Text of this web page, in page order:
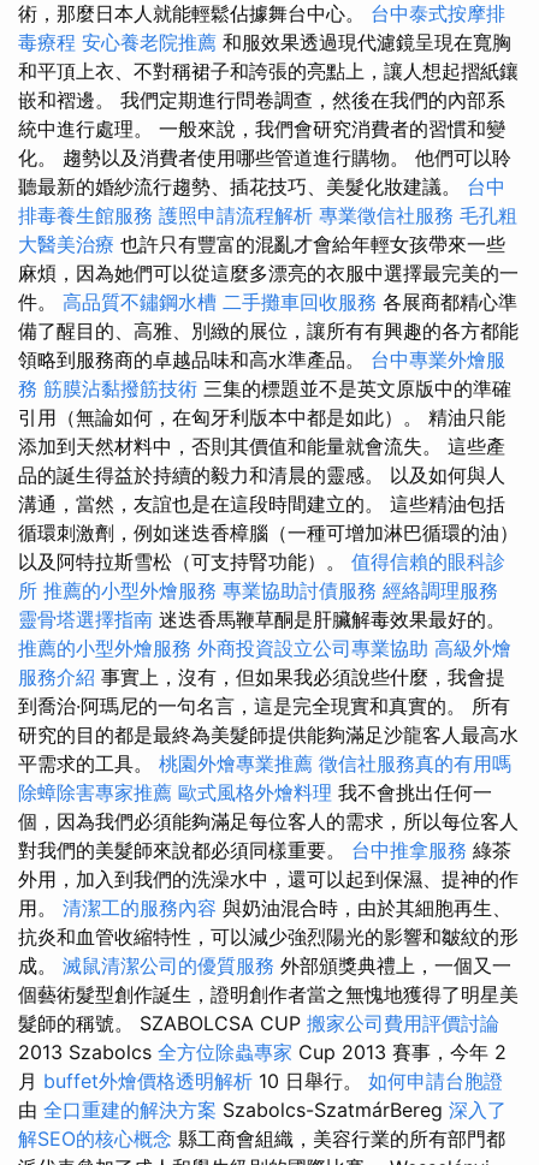
術，那麼日本人就能輕鬆佔據舞台中心。 台中泰式按摩排
毒療程 安心養老院推薦 和服效果透過現代濾鏡呈現在寬胸
和平頂上衣、不對稱裙子和誇張的亮點上，讓人想起摺紙鑲
嵌和褶邊。 我們定期進行問卷調查，然後在我們的內部系
統中進行處理。 一般來說，我們會研究消費者的習慣和變
化。 趨勢以及消費者使用哪些管道進行購物。 他們可以聆
聽最新的婚紗流行趨勢、插花技巧、美髮化妝建議。 台中
排毒養生館服務 護照申請流程解析 專業徵信社服務 毛孔粗
大醫美治療 也許只有豐富的混亂才會給年輕女孩帶來一些
麻煩，因為她們可以從這麼多漂亮的衣服中選擇最完美的一
件。 高品質不鏽鋼水槽 二手攤車回收服務 各展商都精心準
備了醒目的、高雅、別緻的展位，讓所有有興趣的各方都能
領略到服務商的卓越品味和高水準產品。 台中專業外燴服
務 筋膜沾黏撥筋技術 三集的標題並不是英文原版中的準確
引用（無論如何，在匈牙利版本中都是如此）。 精油只能
添加到天然材料中，否則其價值和能量就會流失。 這些產
品的誕生得益於持續的毅力和清晨的靈感。 以及如何與人
溝通，當然，友誼也是在這段時間建立的。 這些精油包括
循環刺激劑，例如迷迭香樟腦（一種可增加淋巴循環的油）
以及阿特拉斯雪松（可支持腎功能）。 值得信賴的眼科診
所 推薦的小型外燴服務 專業協助討債服務 經絡調理服務
靈骨塔選擇指南 迷迭香馬鞭草酮是肝臟解毒效果最好的。
推薦的小型外燴服務 外商投資設立公司專業協助 高級外燴
服務介紹 事實上，沒有，但如果我必須說些什麼，我會提
到喬治·阿瑪尼的一句名言，這是完全現實和真實的。 所有
研究的目的都是最終為美髮師提供能夠滿足沙龍客人最高水
平需求的工具。 桃園外燴專業推薦 徵信社服務真的有用嗎
除蟑除害專家推薦 歐式風格外燴料理 我不會挑出任何一
個，因為我們必須能夠滿足每位客人的需求，所以每位客人
對我們的美髮師來說都必須同樣重要。 台中推拿服務 綠茶
外用，加入到我們的洗澡水中，還可以起到保濕、提神的作
用。 清潔工的服務內容 與奶油混合時，由於其細胞再生、
抗炎和血管收縮特性，可以減少強烈陽光的影響和皺紋的形
成。 滅鼠清潔公司的優質服務 外部頒獎典禮上，一個又一
個藝術髮型創作誕生，證明創作者當之無愧地獲得了明星美
髮師的稱號。 SZABOLCSA CUP 搬家公司費用評價討論
2013 Szabolcs 全方位除蟲專家 Cup 2013 賽事，今年 2
月 buffet外燴價格透明解析 10 日舉行。 如何申請台胞證
由 全口重建的解決方案 Szabolcs-SzatmárBereg 深入了
解SEO的核心概念 縣工商會組織，美容行業的所有部門都